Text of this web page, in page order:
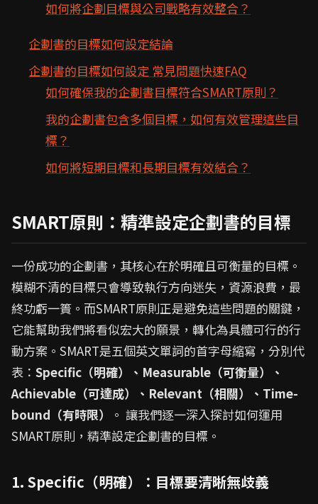
如何將企劃目標與公司戰略有效整合？
企劃書的目標如何設定結論
企劃書的目標如何設定 常見問題快速FAQ
如何確保我的企劃書目標符合SMART原則？
我的企劃書包含多個目標，如何有效管理這些目
標？
如何將短期目標和長期目標有效結合？
SMART原則：精準設定企劃書的目標
一份成功的企劃書，其核心在於明確且可衡量的目標。
模糊不清的目標只會導致執行方向迷失，資源浪費，最
終功虧一簣。而SMART原則正是避免這些問題的關鍵，
它能幫助我們將看似宏大的願景，轉化為具體可行的行
動方案。SMART是五個英文單詞的首字母縮寫，分別代
表： Specific（明確）、Measurable（可衡量）、
Achievable（可達成）、Relevant（相關）、Time-
bound（有時限）
。 讓我們逐一深入探討如何運用
SMART原則，精準設定企劃書的目標。
1. Specific（明確）：目標要清晰無歧義